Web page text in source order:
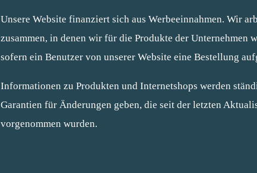
Unsere Website finanziert sich aus Werbeeinnahmen. Wir
zusammen, in denen wir für die Produkte der Unternehmen
sofern ein Benutzer von unserer Website eine Bestellung
Informationen zu Produkten und Internetshops werden
Garantien für Änderungen geben, die seit der letzten
vorgenommen wurden.